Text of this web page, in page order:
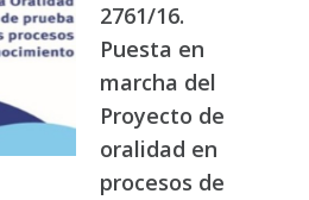
2761/16.
Puesta en
marcha del
Proyecto de
oralidad en
procesos de